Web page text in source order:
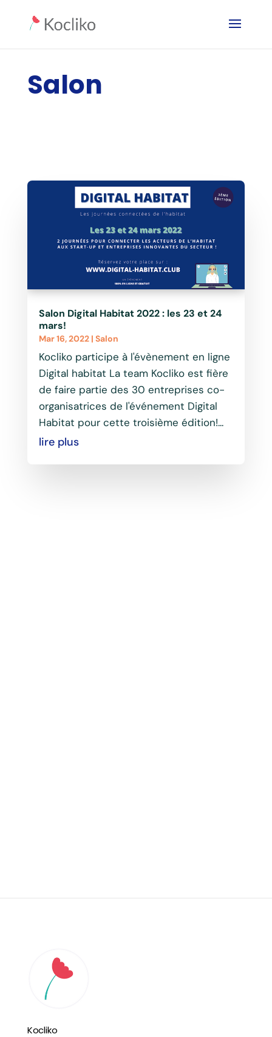
Salon
Salon Digital Habitat 2022 : les 23 et 24
mars!
Mar 16, 2022| Salon
Kocliko participe à l'évènement en ligne
Digital habitat La team Kocliko est fière
de faire partie des 30 entreprises co-
organisatrices de l'événement Digital
Habitat pour cette troisième édition!...
lire plus
Kocliko